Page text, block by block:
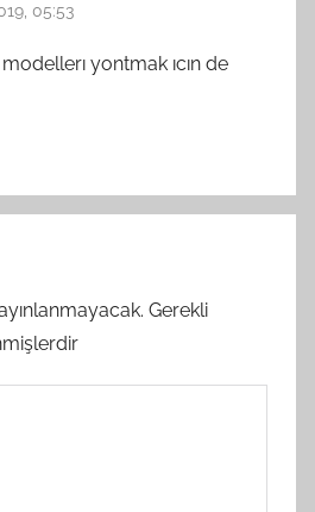
05:53
yontmak ıcın de
Gerekli